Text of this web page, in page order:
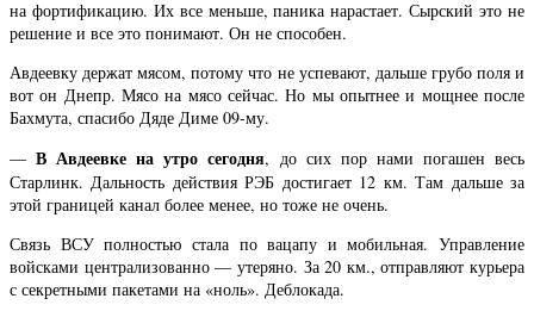
на фортификацию. Их все меньше, паника нарастает. Сырский это не
решение и все это понимают. Он не способен.
Авдеевку держат мясом, потому что не успевают, дальше грубо поля и
вот он Днепр. Мясо на мясо сейчас. Но мы опытнее и мощнее после
Бахмута, спасибо Дяде Диме 09-му.
—В Авдеевке на утро сегодня, до сих пор нами погашен весь
Старлинк. Дальность действия РЭБ достигает 12 км. Там дальше за
этой границей канал более менее, но тоже не очень.
Связь ВСУ полностью стала по вацапу и мобильная. Управление
войсками централизованно — утеряно. За 20 км., отправляют курьера
с секретными пакетами на «ноль». Деблокада.